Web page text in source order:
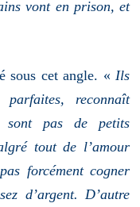
vont en prison, et
sous cet angle. «Ils
reconnaît
sont pas de petits
tout de l’amour
forcément cogner
d’argent. D’autre